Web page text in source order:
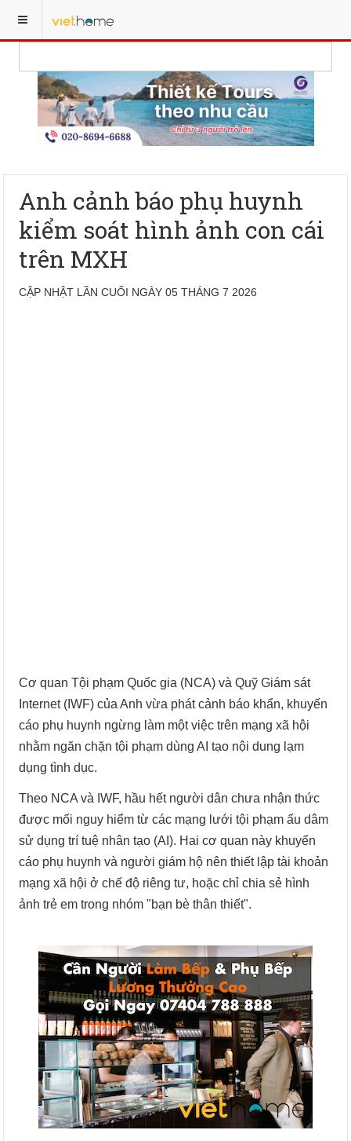
Anh cảnh báo phụ huynh
kiểm soát hình ảnh con cái
trên MXH
CẬP NHẬT LẦN CUỐI NGÀY 05 THÁNG 7 2026
Cơ quan Tội phạm Quốc gia (NCA) và Quỹ Giám sát
Internet (IWF) của Anh vừa phát cảnh báo khẩn, khuyến
cáo phụ huynh ngừng làm một việc trên mạng xã hội
nhằm ngăn chặn tội phạm dùng AI tạo nội dung lạm
dụng tình dục.
Theo NCA và IWF, hầu hết người dân chưa nhận thức
được mối nguy hiểm từ các mạng lưới tội phạm ấu dâm
sử dụng trí tuệ nhân tạo (AI). Hai cơ quan này khuyến
cáo phụ huynh và người giám hộ nên thiết lập tài khoản
mạng xã hội ở chế độ riêng tư, hoặc chỉ chia sẻ hình
ảnh trẻ em trong nhóm "bạn bè thân thiết".